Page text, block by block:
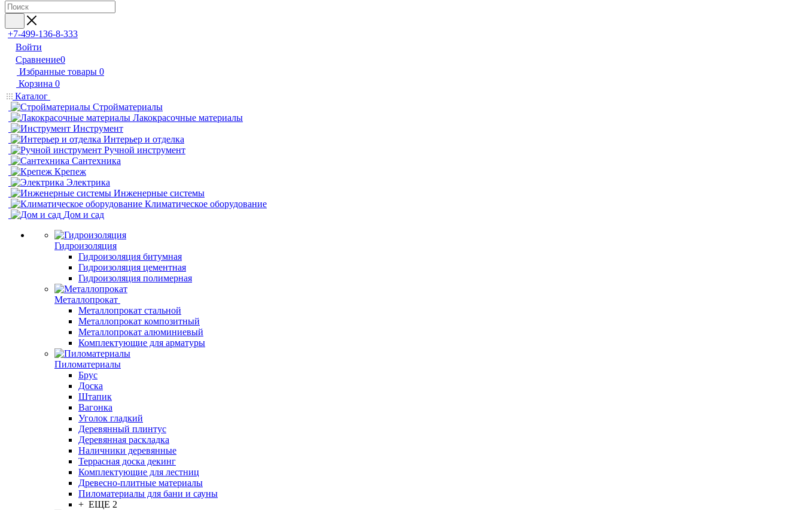
+7-499-136-8-333
Войти
Сравнение0
Избранные товары 0
Корзина 0
Каталог
Стройматериалы
Лакокрасочные материалы
Инструмент
Интерьер и отделка
Ручной инструмент
Сантехника
Крепеж
Электрика
Инженерные системы
Климатическое оборудование
Дом и сад
Гидроизоляция
Гидроизоляция битумная
Гидроизоляция цементная
Гидроизоляция полимерная
Металлопрокат
Металлопрокат стальной
Металлопрокат композитный
Металлопрокат алюминиевый
Комплектующие для арматуры
Пиломатериалы
Брус
Доска
Штапик
Вагонка
Уголок гладкий
Деревянный плинтус
Деревянная раскладка
Наличники деревянные
Террасная доска декинг
Комплектующие для лестниц
Древесно-плитные материалы
Пиломатериалы для бани и сауны
+ ЕЩЕ 2